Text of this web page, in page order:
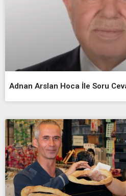
Adnan Arslan Hoca İle Soru